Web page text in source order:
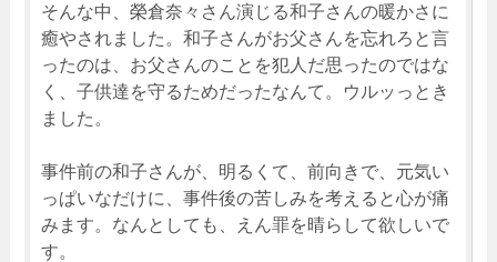
そんな中、榮倉奈々さん演じる和子さんの暖かさに
癒やされました。和子さんがお父さんを忘れろと言
ったのは、お父さんのことを犯人だ思ったのではな
く、子供達を守るためだったなんて。ウルッっとき
ました。
事件前の和子さんが、明るくて、前向きで、元気い
っぱいなだけに、事件後の苦しみを考えると心が痛
みます。なんとしても、えん罪を晴らして欲しいで
す。